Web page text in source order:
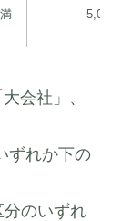
5,000
会社」、
ずれか下の
のいずれ